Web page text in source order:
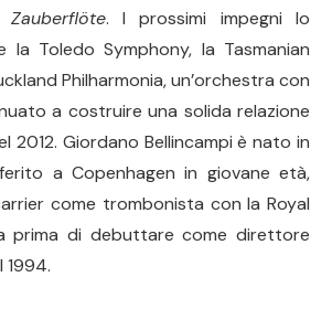
Zauberflöte. I prossimi impegni lo
la Toledo Symphony, la Tasmanian
Philharmonia, un’orchestra con
a costruire una solida relazione
2012. Giordano Bellincampi è nato in
a Copenhagen in giovane età,
come trombonista con la Royal
prima di debuttare come direttore
1994.